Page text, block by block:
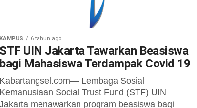
KAMPUS 6 tahun ago
STF UIN Jakarta Tawarkan Beasiswa
bagi Mahasiswa Terdampak Covid 19
Kabartangsel.com— Lembaga Sosial
Kemanusiaan Social Trust Fund (STF) UIN
Jakarta menawarkan program beasiswa bagi